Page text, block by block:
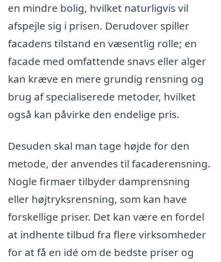
en mindre bolig, hvilket naturligvis vil
afspejle sig i prisen. Derudover spiller
facadens tilstand en væsentlig rolle; en
facade med omfattende snavs eller alger
kan kræve en mere grundig rensning og
brug af specialiserede metoder, hvilket
også kan påvirke den endelige pris.
Desuden skal man tage højde for den
metode, der anvendes til facaderensning.
Nogle firmaer tilbyder damprensning
eller højtryksrensning, som kan have
forskellige priser. Det kan være en fordel
at indhente tilbud fra flere virksomheder
for at få en idé om de bedste priser og